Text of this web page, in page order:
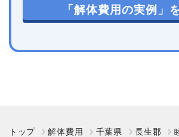
「解体費用の実例」
トップ 解体費用 千葉県 長生郡